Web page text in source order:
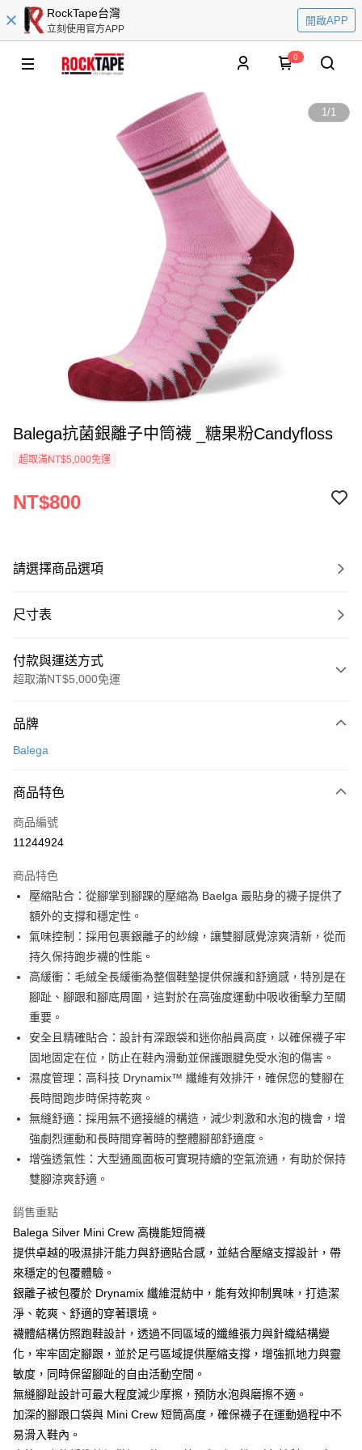
RockTape台灣
立刻使用官方APP
開啟APP
0
1/1
Balega抗菌銀離子中筒襪 _糖果粉Candyfloss
超取滿NT$5,000免運
NT$800
請選擇商品選項
尺寸表
付款與運送方式
超取滿NT$5,000免運
信用卡一次付款
LINE Pay
Apple Pay
悠遊付
Google Pay
全盈+PAY
AFTEE先享後付
相關說明
【關於「AFTEE先享後付」】
AFTEE先享後付是「在收到商品之後才付款」的支付方式。 讓您購物簡單
便利好安心！
１．簡單：不需註冊會員、不需綁卡、不需儲值。
３．安心：先確認商品／服務後，再付款。
【「AFTEE先享後付」結帳流程】
１．於結帳方式選擇「AFTEE先享後付」後，將跳轉至「AFTEE先享後付」
結帳頁面，進行簡訊認證並確認金額後，即可完成結帳。
２．訂單成立數日內，您將收到繳費通知簡訊。
３．收到繳費通知簡訊後14天內，點擊此簡訊中的連結，可透過四大超商／
ATM／網路銀行／等多元方式進行付款，方視為交易完成。
購買商品的店家。未經商家同意取消之訂單仍視為有效，需透過AFTEE先享
後付繳納相關費用。
是否繳費成功／繳費後需取消欲退款等相關疑問，請聯繫「AFTEE先享後付
客戶支援中心」https://netprotections.freshdesk.com/support/home
【注意事項】
１．透過由恩沛科技股份有限公司提供之「AFTEE先享後付」服務完成之交
易，需依本服務之必要範圍內提供個人資料，並將交易相關給付款項請求債
權轉讓予恩沛科技股份有限公司。
２．關於個人資料處理事宜，請瀏覽以下網址：
https://aftee.tw/terms/#terms3
３．未成年的使用者請事先徵得法定代理人或監護人之同意方可使用
「AFTEE先享後付」，若未經同意申辦者引起之損失，本公司不負相關責
任。
４．使用「AFTEE先享後付」時，將依據個別帳號之用戶狀況，依本公司即
時審查核予不同之上限額度；若仍有額度不足之情形，本公司將視審查結果
ATM付款
運送方式
每筆NT$70，滿NT$5,000(含以上)免運費
7-11取貨付款
每筆NT$70，滿NT$5,000(含以上)免運費
每筆NT$80，滿NT$5,000(含以上)免運費
宅配-離島
每筆NT$100，滿NT$5,000(含以上)免運費
品牌
Balega
商品特色
商品編號
11244924
商品特色
壓縮貼合：從腳掌到腳踝的壓縮為 Baelga 最貼身的襪子提供了
額外的支撐和穩定性。
氣味控制：採用包裹銀離子的紗線，讓雙腳感覺涼爽清新，從而
持久保持跑步襪的性能。
高緩衝：毛絨全長緩衝為整個鞋墊提供保護和舒適感，特別是在
腳趾、腳跟和腳底周圍，這對於在高強度運動中吸收衝擊力至關
重要。
安全且精確貼合：設計有深跟袋和迷你船員高度，以確保襪子牢
固地固定在位，防止在鞋內滑動並保護跟腱免受水泡的傷害。
濕度管理：高科技 Drynamix™ 纖維有效排汗，確保您的雙腳在
長時間跑步時保持乾爽。
無縫舒適：採用無不適接縫的構造，減少刺激和水泡的機會，增
強劇烈運動和長時間穿著時的整體腳部舒適度。
增強透氣性：大型通風面板可實現持續的空氣流通，有助於保持
雙腳涼爽舒適。
銷售重點
Balega Silver Mini Crew 高機能短筒襪
提供卓越的吸濕排汗能力與舒適貼合感，並結合壓縮支撐設計，帶
來穩定的包覆體驗。
銀離子被包覆於 Drynamix 纖維混紡中，能有效抑制異味，打造潔
淨、乾爽、舒適的穿著環境。
襪體結構仿照跑鞋設計，透過不同區域的纖維張力與針織結構變
化，牢牢固定腳跟，並於足弓區域提供壓縮支撐，增強抓地力與靈
敏度，同時保留腳趾的自由活動空間。
無縫腳趾設計可最大程度減少摩擦，預防水泡與磨擦不適。
加深的腳跟口袋與 Mini Crew 短筒高度，確保襪子在運動過程中不
易滑入鞋內。